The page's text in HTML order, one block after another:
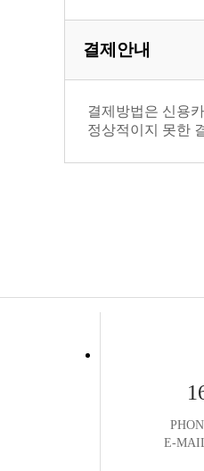
결제안내
결제방법은 신용
정상적이지 못한
E-